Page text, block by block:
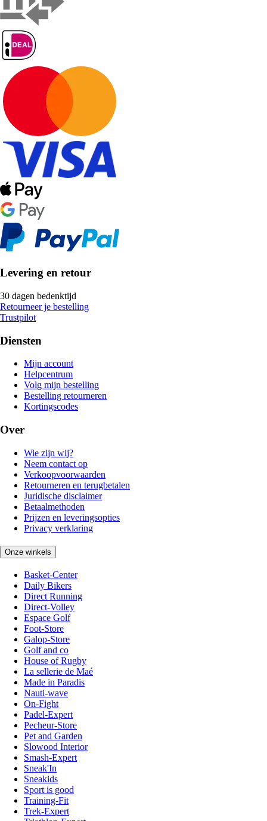
Levering en retour
30 dagen bedenktijd
Retourneer je bestelling
Trustpilot
Diensten
Mijn account
Helpcentrum
Volg mijn bestelling
Bestelling retourneren
Kortingscodes
Over
Wie zijn wij?
Neem contact op
Verkoopvoorwaarden
Retourneren en terugbetalen
Juridische disclaimer
Betaalmethoden
Prijzen en leveringsopties
Privacy verklaring
Onze winkels
Basket-Center
Daily Bikers
Direct Running
Direct-Volley
Espace Golf
Foot-Store
Galop-Store
Golf and co
House of Rugby
La sellerie de Maé
Made in Paradis
Nauti-wave
On-Fight
Padel-Expert
Pecheur-Store
Pet and Garden
Slowood Interior
Smash-Expert
Sneak'In
Sneakids
Sport is good
Training-Fit
Trek-Expert